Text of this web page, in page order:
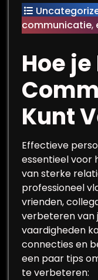
communicatie,
Hoe
Kunt
Effectieve
essentieel voor
van sterke
professioneel
vrienden,
verbeteren van
vaardigheden
connecties en
een paar tips
te verbeteren: